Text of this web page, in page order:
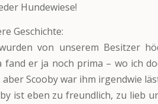
Hundewiese!
Geschichte:
von unserem Besitzer
fand er ja noch prima – wo ich
aber Scooby war ihm irgendwie
ist eben zu freundlich, zu lieb